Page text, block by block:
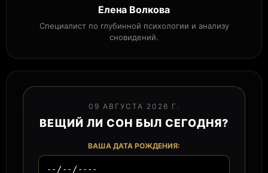
Елена Волкова
Специалист по глубинной психологии и анализу
сновидений.
09 АВГУСТА 2026 Г.
ВЕЩИЙ ЛИ СОН БЫЛ СЕГОДНЯ?
ВАША ДАТА РОЖДЕНИЯ: